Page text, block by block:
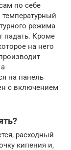
по себе
режима
падать. Кроме
на него
на панель
с включением
расходный
кипения и,